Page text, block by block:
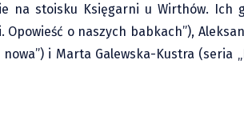
na stoisku Księgarni u Wirthów. Ich
Opowieść o naszych babkach”),
i Marta Galewska-Kustra (seria